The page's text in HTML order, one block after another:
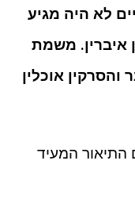
לא היה מגיע
איברין. משמת
אוכלין
המעיד